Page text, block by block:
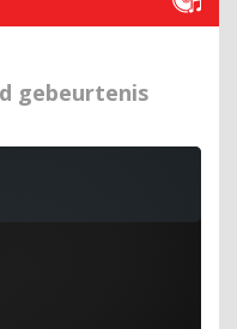
gebeurtenis